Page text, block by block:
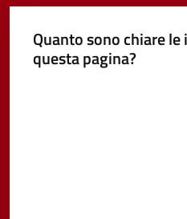
Servizi
Vivere
Castel
Quanto sono chiare
questa pagina?